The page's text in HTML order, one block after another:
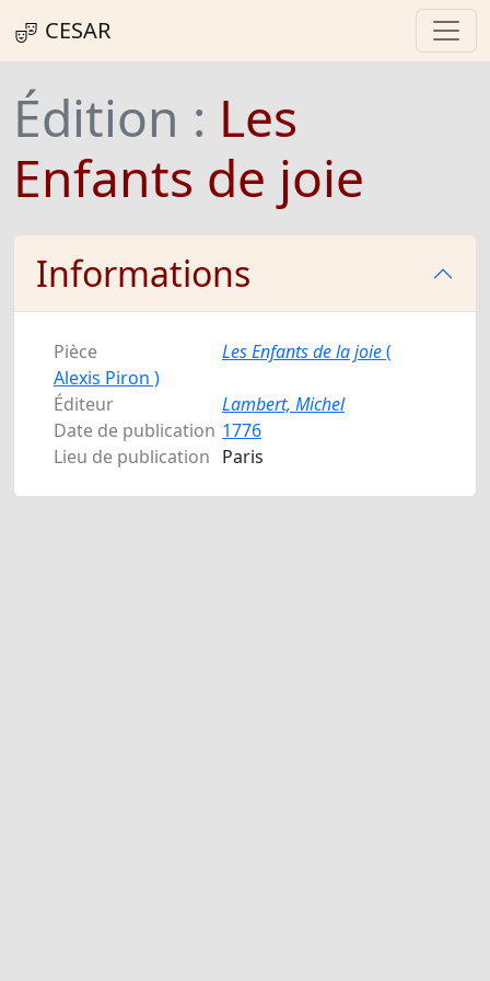
CESAR
Édition : Les
Enfants de joie
Informations
Pièce Les Enfants de la joie(
Alexis Piron )
Éditeur
Lambert, Michel
Date de publication 1776
Lieu de publication Paris